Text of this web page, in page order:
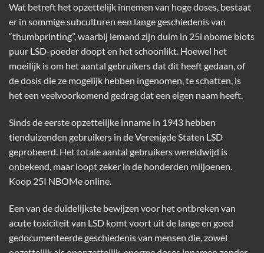
Wat betreft het opzettelijk innemen van hoge doses, bestaat
er in sommige subculturen een lange geschiedenis van
“thumbprinting”, waarbij iemand zijn duim in 25i nbome blots
puur LSD-poeder doopt en het schoonlikt. Hoewel het
moeilijk is om het aantal gebruikers dat dit heeft gedaan, of
de dosis die ze mogelijk hebben ingenomen, te schatten, is
het een veelvoorkomend gedrag dat een eigen naam heeft.
Sinds de eerste opzettelijke inname in 1943 hebben
tienduizenden gebruikers in de Verenigde Staten LSD
geprobeerd. Het totale aantal gebruikers wereldwijd is
onbekend, maar loopt zeker in de honderden miljoenen.
Koop 25I NBOMe online.
Een van de duidelijkste bewijzen voor het ontbreken van
acute toxiciteit van LSD komt voort uit de lange en goed
gedocumenteerde geschiedenis van mensen die, zowel